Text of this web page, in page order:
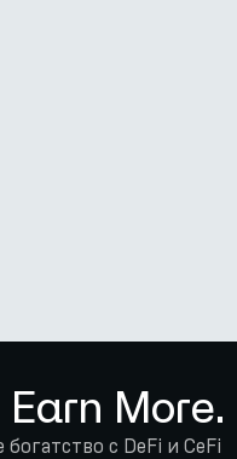
More.
с DeFi и CeFi